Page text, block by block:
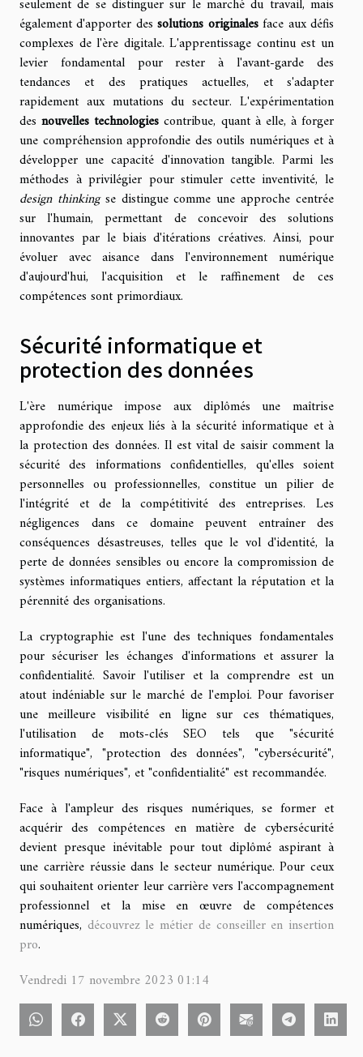
seulement de se distinguer sur le marché du travail, mais
également d'apporter dessolutions originalesface aux défis
complexes de l'ère digitale. L'apprentissage continu est un
levier fondamental pour rester à l'avant-garde des
tendances et des pratiques actuelles, et s'adapter
rapidement aux mutations du secteur. L'expérimentation
desnouvelles technologies contribue, quant à elle, à forger
une compréhension approfondie des outils numériques et à
développer une capacité d'innovation tangible. Parmi les
méthodes à privilégier pour stimuler cette inventivité, le
design thinkingse distingue comme une approche centrée
sur l'humain, permettant de concevoir des solutions
innovantes par le biais d'itérations créatives. Ainsi, pour
évoluer avec aisance dans l'environnement numérique
d'aujourd'hui, l'acquisition et le raffinement de ces
compétences sont primordiaux.
Sécurité informatique et
protection des données
L'ère numérique impose aux diplômés une maîtrise
approfondie des enjeux liés à la sécurité informatique et à
la protection des données. Il est vital de saisir comment la
sécurité des informations confidentielles, qu'elles soient
personnelles ou professionnelles, constitue un pilier de
l'intégrité et de la compétitivité des entreprises. Les
négligences dans ce domaine peuvent entraîner des
conséquences désastreuses, telles que le vol d'identité, la
perte de données sensibles ou encore la compromission de
systèmes informatiques entiers, affectant la réputation et la
pérennité des organisations.
La cryptographie est l'une des techniques fondamentales
pour sécuriser les échanges d'informations et assurer la
confidentialité. Savoir l'utiliser et la comprendre est un
atout indéniable sur le marché de l'emploi. Pour favoriser
une meilleure visibilité en ligne sur ces thématiques,
l'utilisation de mots-clés SEO tels que "sécurité
informatique", "protection des données", "cybersécurité",
"risques numériques", et "confidentialité" est recommandée.
Face à l'ampleur des risques numériques, se former et
acquérir des compétences en matière de cybersécurité
devient presque inévitable pour tout diplômé aspirant à
une carrière réussie dans le secteur numérique. Pour ceux
qui souhaitent orienter leur carrière vers l'accompagnement
professionnel et la mise en œuvre de compétences
numériques, découvrez le métier de conseiller en insertion
pro.
Vendredi 17 novembre 2023 01:14